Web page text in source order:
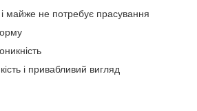
і майже не потребує прасування
і привабливий вигляд